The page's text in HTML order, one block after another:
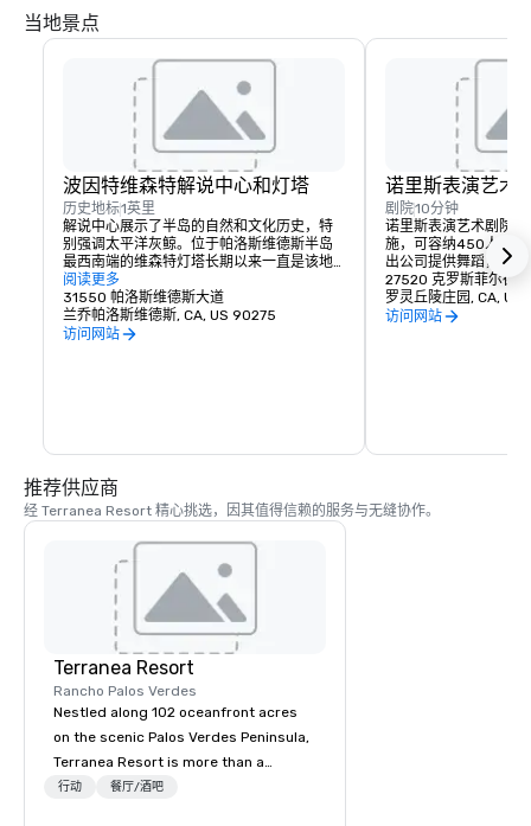
当地景点
波因特维森特解说中心和灯塔
历史地标1英里
解说中心展示了半岛的自然和文化历史，特
别强调太平洋灰鲸。位于帕洛斯维德斯半岛
最西南端的维森特灯塔长期以来一直是该地
区的瑰宝之一。对于地主来说，灯塔是风景
秀丽的乐趣，也是观光者、游客、摄影师和
画家的持续吸引力。对于水手来说，灯塔是
航行的辅助工具，它标志着太平洋沿岸卡塔
阅读更多
31550 帕洛斯维德斯大道
兰乔帕洛斯维德斯, CA, US 90275
访问网站
诺里斯表演艺术
剧院10分钟
诺里斯表演艺术剧院
施，可容纳450人，为
出公司提供舞蹈，戏
27520 克罗斯菲尔德
罗灵丘陵庄园, CA, US
访问网站
推荐供应商
经 Terranea Resort 精心挑选，因其值得信赖的服务与无缝协作。
Terranea Resort
Rancho Palos Verdes
Nestled along 102 oceanfront acres
on the scenic Palos Verdes Peninsula,
Terranea Resort is more than a
destination; it's an extraordinary
行动 餐厅/酒吧